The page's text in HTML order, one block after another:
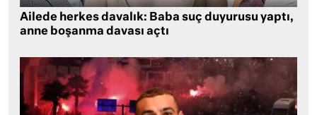
Ailede herkes davalık: Baba suç duyurusu yaptı,
anne boşanma davası açtı